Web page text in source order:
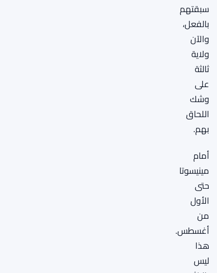
سبقتهم
بالفعل،
والآن
ولاية
ثالثة
على
وشك
اللحاق
بهم.
أمام
مينيسوتا
حتى
الأول
من
أغسطس.
هذا
ليس